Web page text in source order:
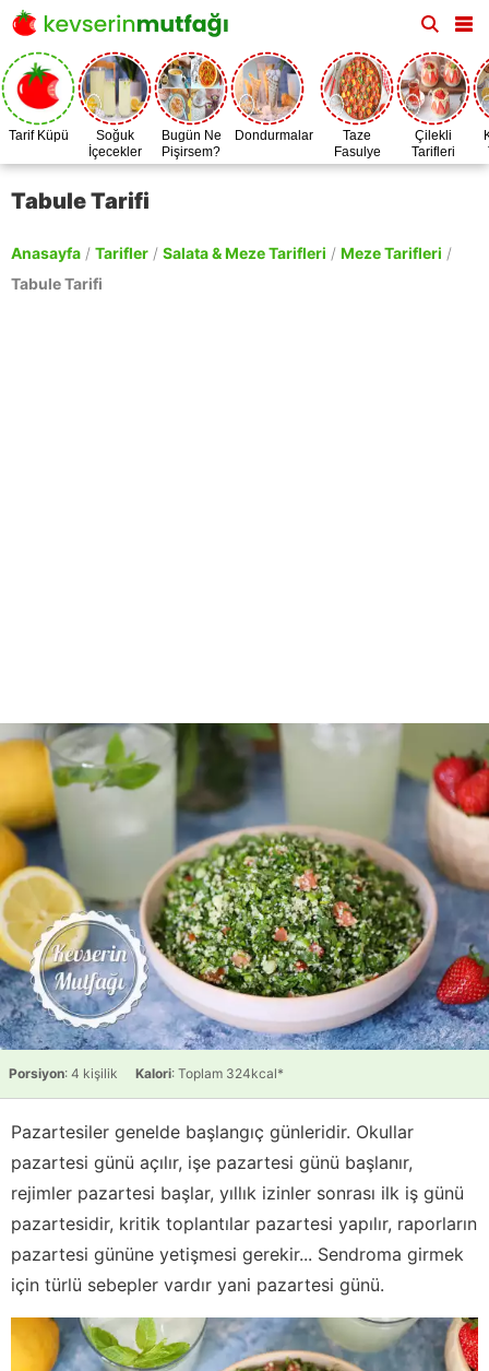
Tarif Küpü
Soğuk
İçecekler
Bugün Ne
Pişirsem?
Dondurmalar
Taze
Fasulye
Zamanı
Çilekli
Tarifleri
Tabule Tarifi
Anasayfa / Tarifler / Salata & Meze Tarifleri / Meze Tarifleri /
Tabule Tarifi
Porsiyon: 4 kişilik Kalori: Toplam 324kcal*
Pazartesiler genelde başlangıç günleridir. Okullar
pazartesi günü açılır, işe pazartesi günü başlanır,
rejimler pazartesi başlar, yıllık izinler sonrası ilk iş günü
pazartesidir, kritik toplantılar pazartesi yapılır, raporların
pazartesi gününe yetişmesi gerekir... Sendroma girmek
için türlü sebepler vardır yani pazartesi günü.